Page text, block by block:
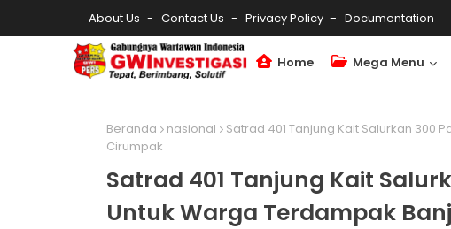
About Us Contact Us Privacy Policy Documentation
Home Mega Menu
Beranda nasional
Satrad 401 Tanjung Kait Salurkan 300
Cirumpak
Satrad 401 Tanjung Kait
Untuk Warga Terdampak